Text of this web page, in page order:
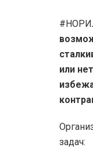
или
задач: